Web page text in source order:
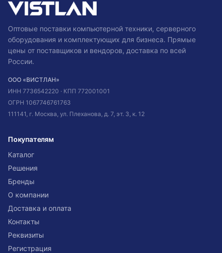
Оптовые поставки компьютерной техники, серверного
оборудования и комплектующих для бизнеса. Прямые
цены от поставщиков и вендоров, доставка по всей
России.
ООО «ВИСТЛАН»
ИНН 7736542220 · КПП 772001001
ОГРН 1067746761763
111141, г. Москва, ул. Плеханова, д. 7, эт. 3, к. 12
Покупателям
Каталог
Решения
Бренды
О компании
Доставка и оплата
Контакты
Реквизиты
Регистрация